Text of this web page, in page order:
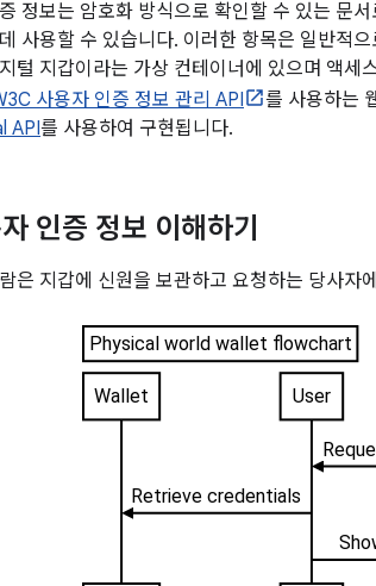
정보는 암호화 방식으로 확인할 수 있는 문
사용할 수 있습니다. 이러한 항목은 일반적
털 지갑이라는 가상 컨테이너에 있으며 액세
사용자 인증 정보 관리 API
를 사용하는
API를 사용하여 구현됩니다.
인증 정보 이해하기
은 지갑에 신원을 보관하고 요청하는 당사자